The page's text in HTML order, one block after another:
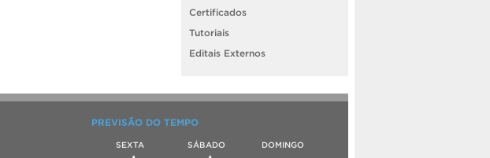
Certificados
Tutoriais
Editais Externos
PREVISÃO DO TEMPO
SEXTA SÁBADO DOMINGO